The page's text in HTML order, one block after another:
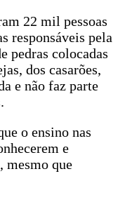
22 mil pessoas
responsáveis pela
pedras colocadas
dos casarões,
e não faz parte
o ensino nas
e
mesmo que